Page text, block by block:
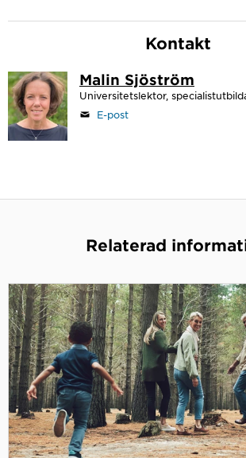
Kontakt
Malin Sjöström
Universitetslektor,
E-post
Relaterad